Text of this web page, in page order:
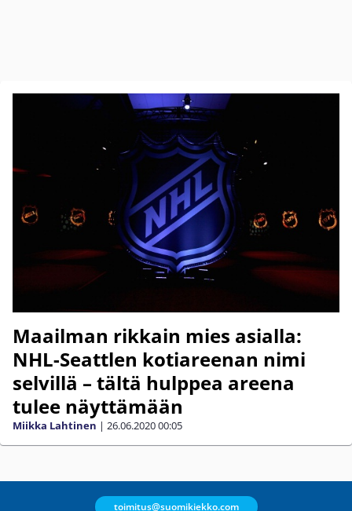
Maailman rikkain mies asialla:
NHL-Seattlen kotiareenan nimi
selvillä – tältä hulppea areena
tulee näyttämään
Miikka Lahtinen | 26.06.202000:05
toimitus@suomikiekko.com